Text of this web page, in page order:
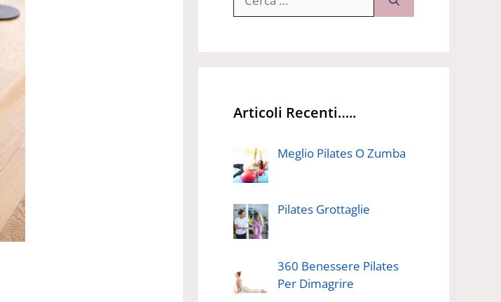
per:
Articoli Recenti…..
Meglio Pilates O Zumba
Pilates Grottaglie
360 Benessere Pilates
Per Dimagrire